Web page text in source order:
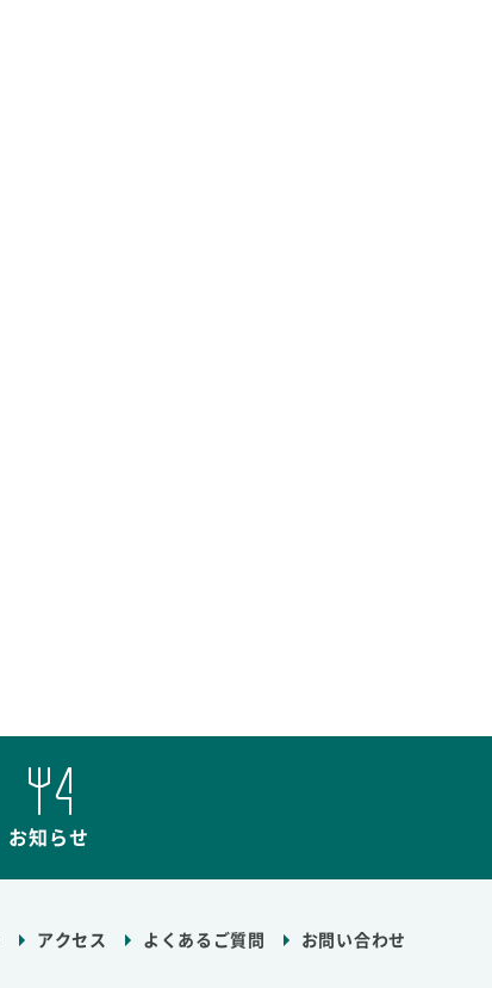
お知らせ
アクセス よくあるご質問 お問い合わせ